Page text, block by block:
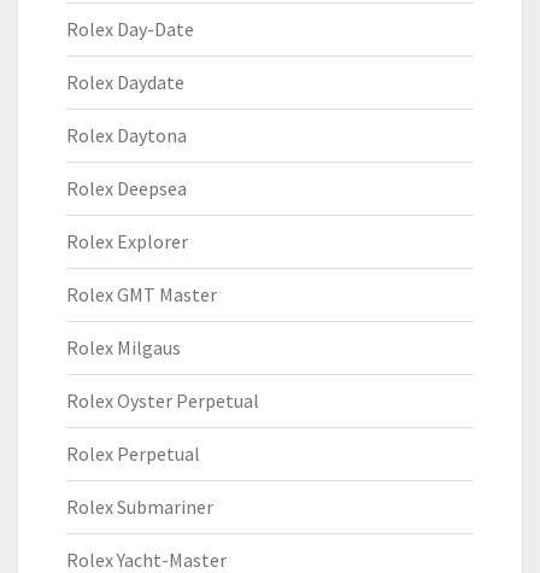
Rolex Day-Date
Rolex Daydate
Rolex Daytona
Rolex Deepsea
Rolex Explorer
Rolex GMT Master
Rolex Milgaus
Rolex Oyster Perpetual
Rolex Perpetual
Rolex Submariner
Rolex Yacht-Master